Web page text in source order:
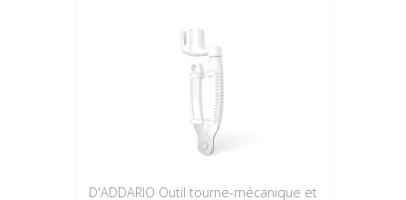
D'ADDARIO Outil tourne-mécanique et